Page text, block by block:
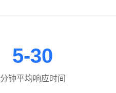
5-30
分钟平均响应时间